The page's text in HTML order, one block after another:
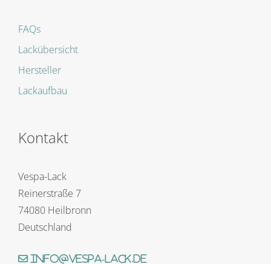
FAQs
Lackübersicht
Hersteller
Lackaufbau
Kontakt
Vespa-Lack
Reinerstraße 7
74080 Heilbronn
Deutschland
info@vespa-lack.de